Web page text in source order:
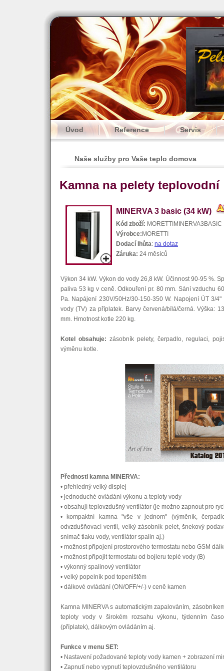
Úvod Reference Servis
Naše služby pro Vaše teplo domova
Kamna na pelety teplovodní
MINERVA 3 basic (34 kW)
Kód zboží:
Výrobce: MORETTI
Dodací lhůta: na dotaz
Záruka: 24 měsíců
Výkon 34 kW. Výkon do vody 26,8 kW. Účinnost 90-95 %.
paliva 53 kg v ceně. Odkouření pr. 80 mm. Sání vzduchu
Pa. Napájení 230V/50Hz/30-150-350 W. Napojení ÚT 3/
vody (TV) za příplatek. Barvy červená/bílá/černá. Výška:
mm. Hmotnost kotle 220 kg.
Kotel obsahuje: zásobník pelety, čerpadlo, regulaci,
výměnu kotle.
Přednosti kamna MINERVA:
• přehledný velký displej
• jednoduché ovládání výkonu a teploty vody
• obsahují teplovzdušný ventilátor (je možno zapnout pro
• kompaktní kamna "vše v jednom" (výměník,
odvzdušňovací ventil, velký zásobník pelet, šnekový
snímač tlaku vody, ventilátor spalin aj.)
• možnost připojení prostorového termostatu nebo GSM
• možnost připojit termostatu od bojleru teplé vody (B)
• výkonný spalinový ventilátor
• velký popelník pod topeništěm
• dálkové ovládání (ON/OFF/+/-) v ceně kamen
Kamna MINERVA s automatickým zapalováním,
teploty vody v širokém rozsahu výkonu, týdenním
(příplatek), dálkovým ovládáním aj.
Funkce v menu SET:
• Nastavení požadované teploty vody kamen + zobrazení
• Zapnutí nebo vypnutí teplovzdušného ventilátoru